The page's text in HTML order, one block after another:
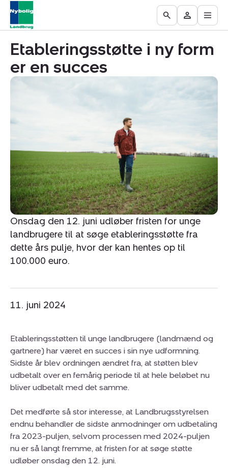
Ejendomme
til
Find
mægler
Få
vurderet
ejendom
Go
to
the
Search
Besøg
Mit
område
Åbn
Etableringsstøtte i ny form
er en succes
Onsdag den 12. juni udløber fristen for unge
landbrugere til at søge etableringsstøtte fra
dette års pulje, hvor der kan hentes op til
100.000 euro.
11. juni 2024
Etableringsstøtten til unge landbrugere (landmænd og
gartnere) har været en succes i sin nye udformning.
Sidste år blev ordningen ændret fra, at støtten blev
udbetalt over en femårig periode til at hele beløbet nu
bliver udbetalt med det samme.
Det medførte så stor interesse, at Landbrugsstyrelsen
endnu behandler de sidste anmodninger om udbetaling
fra 2023-puljen, selvom processen med 2024-puljen
nu er så langt fremme, at fristen for at søge støtte
udløber onsdag den 12. juni.